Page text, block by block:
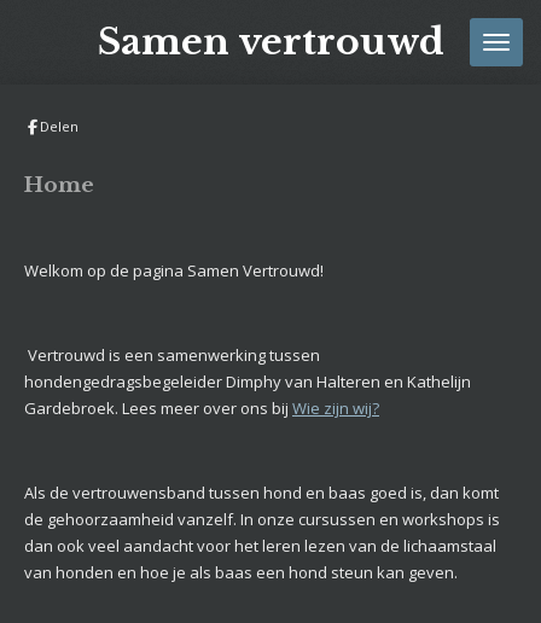
hoofdinhoud
Samen vertrouwd
Delen
Home
Welkom op de pagina Samen Vertrouwd!
Vertrouwd is een samenwerking tussen
hondengedragsbegeleider Dimphy van Halteren en Kathelijn
Gardebroek. Lees meer over ons bij Wie zijn wij?
Als de vertrouwensband tussen hond en baas goed is, dan komt
de gehoorzaamheid vanzelf. In onze cursussen en workshops is
dan ook veel aandacht voor het leren lezen van de lichaamstaal
van honden en hoe je als baas een hond steun kan geven.